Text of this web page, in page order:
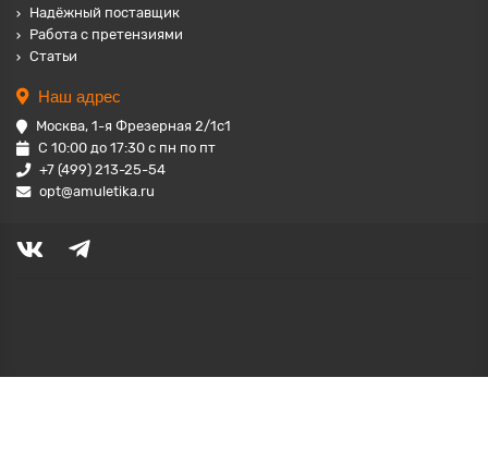
Надёжный поставщик
Работа с претензиями
Статьи
Наш адрес
Москва, 1-я Фрезерная 2/1с1
С 10:00 до 17:30 с пн по пт
+7 (499) 213-25-54
opt@amuletika.ru